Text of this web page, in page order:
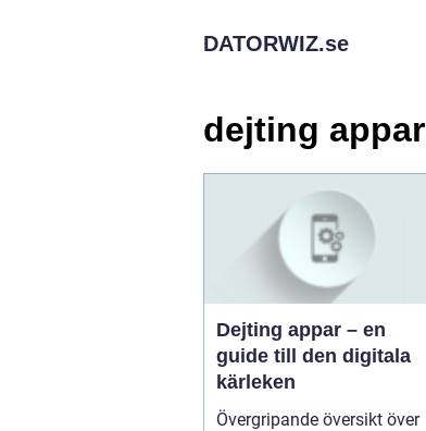
DATORWIZ.se
dejting appar
Dejting appar – en
guide till den digitala
kärleken
Övergripande översikt över